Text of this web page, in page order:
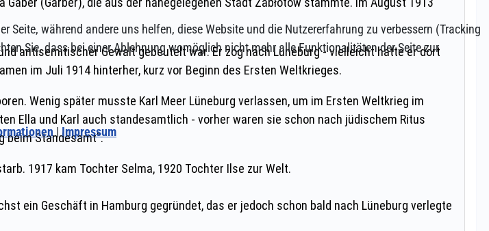
während andere uns helfen, diese Website und die Nutzererfahrung zu verbessern (Tracking
Sie, dass bei einer Ablehnung womöglich nicht mehr alle Funktionalitäten der Seite zur
| Impressum